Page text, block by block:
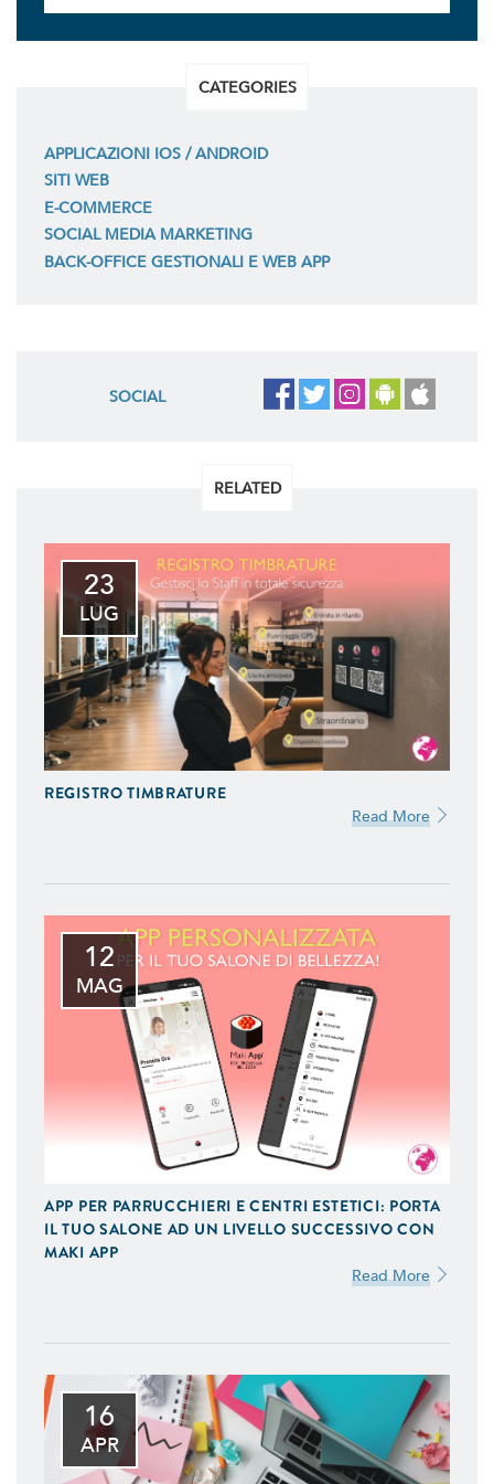
CATEGORIES
APPLICAZIONI IOS / ANDROID
SITI WEB
E-COMMERCE
SOCIAL MEDIA MARKETING
BACK-OFFICE GESTIONALI E WEB APP
SOCIAL
RELATED
23
LUG
REGISTRO TIMBRATURE
Read More
12
MAG
APP PER PARRUCCHIERI E CENTRI ESTETICI: PORTA
IL TUO SALONE AD UN LIVELLO SUCCESSIVO CON
MAKI APP
Read More
16
APR